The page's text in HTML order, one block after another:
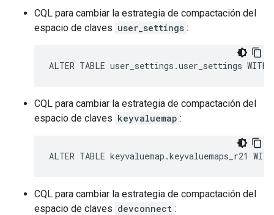
CQL para cambiar la estrategia de compactación del
espacio de claves user_settings :
ALTER TABLE user_settings.user_settings
CQL para cambiar la estrategia de compactación del
espacio de claves keyvaluemap :
ALTER TABLE
CQL para cambiar la estrategia de compactación del
espacio de claves devconnect :